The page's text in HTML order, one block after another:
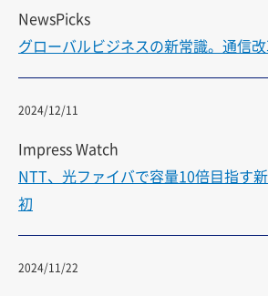
NewsPicks
グローバルビジネスの新常識。通信
2024/12/11
Impress Watch
NTT、光ファイバで容量10倍目指す
初
2024/11/22